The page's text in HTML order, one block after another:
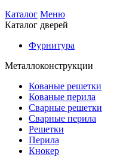
Каталог Меню
Каталог дверей
Фурнитура
Металлоконструкции
Кованые решетки
Кованые перила
Сварные решетки
Сварные перила
Решетки
Перила
Кнокер